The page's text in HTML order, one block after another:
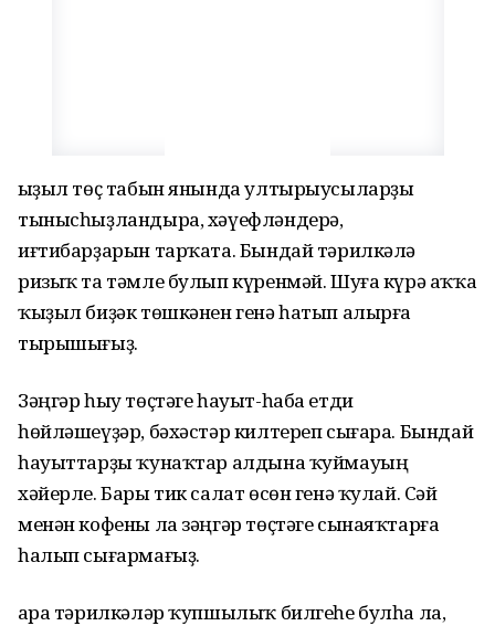
Ҡыҙыл төҫ табын янында ултырыусыларҙы
тынысһыҙландыра, хәүефләндерә,
иғтибарҙарын тарҡата. Бындай тәрилкәлә
ризыҡ та тәмле булып күренмәй. Шуға күрә аҡҡа
ҡыҙыл биҙәк төшкәнен генә һатып алырға
тырышығыҙ.
Зәңгәр һыу төҫтәге һауыт-һаба етди
һөйләшеүҙәр, бәхәстәр килтереп сығара. Бындай
һауыттарҙы ҡунаҡтар алдына ҡуймауың
хәйерле. Бары тик салат өсөн генә ҡулай. Сәй
менән кофены ла зәңгәр төҫтәге сынаяҡтарға
һалып сығармағыҙ.
Ҡара тәрилкәләр ҡупшылыҡ билгеһе булһа ла,